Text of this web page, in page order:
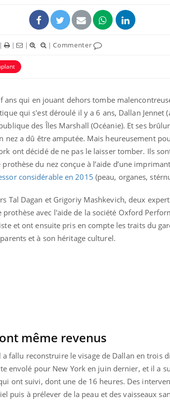
| | | |Commenter
ans qui en jouant dehors tombe
qui s'est déroulé il y a 6 ans, Dallan Jennet
des Îles Marshall (Océanie). Et ses
nez a dû être amputée. Mais heureusement
ont décidé de ne pas le laisser tomber. Ils
du nez conçue à l’aide d’une
considérable en 2015 (peau, organes,
Tal Dagan et Grigoriy Mashkevich, deux
avec l'aide de la société Oxford
et ont ensuite pris en compte les traits du
et à son héritage culturel.
même revenus
fallu reconstruire le visage de Dallan en trois
envolé pour New York en juin dernier, et il a
ont suivi, dont une de 16 heures. Des
puis à prélever de la peau et des vaisseaux
Comment gérer le
sommeil des enfants en
vacances ?
Bilan prévention : ce que